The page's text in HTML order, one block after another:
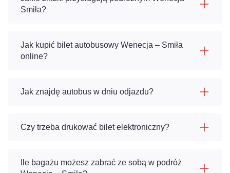
Smiła?
Jak kupić bilet autobusowy Wenecja – Smiła
online?
Jak znajdę autobus w dniu odjazdu?
Czy trzeba drukować bilet elektroniczny?
Ile bagażu możesz zabrać ze sobą w podróż